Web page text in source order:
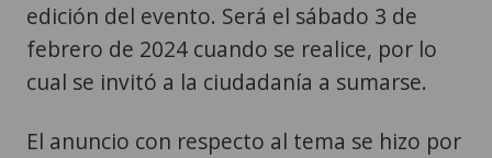
edición del evento. Será el sábado 3 de
febrero de 2024 cuando se realice, por lo
cual se invitó a la ciudadanía a sumarse.
El anuncio con respecto al tema se hizo por